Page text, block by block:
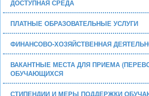
ДОСТУПНАЯ СРЕДА
ПЛАТНЫЕ ОБРАЗОВАТЕЛЬНЫЕ УСЛУГИ
ФИНАНСОВО-ХОЗЯЙСТВЕННАЯ
ВАКАНТНЫЕ МЕСТА ДЛЯ ПРИЕМА
ОБУЧАЮЩИХСЯ
СТИПЕНДИИ И МЕРЫ ПОДДЕРЖКИ